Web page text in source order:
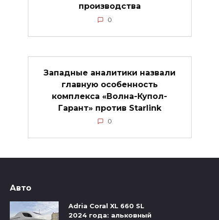
производства
0
Западные аналитики назвали
главную особенность
комплекса «Волна-Купол-
Гарант» против Starlink
0
Авто
Adria Coral XL 660 SL
2024 года: альковный